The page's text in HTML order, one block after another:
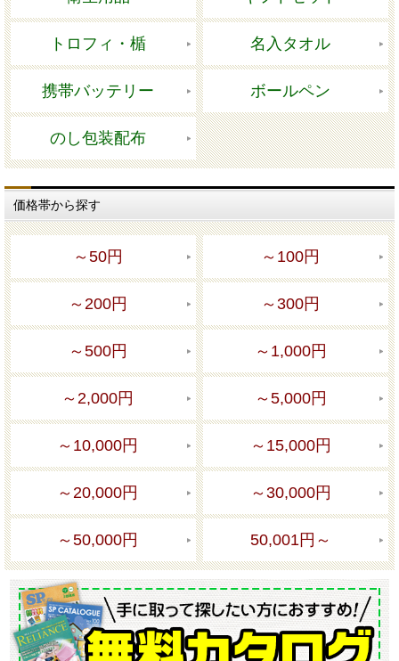
トロフィ・楯 名入タオル
携帯バッテリー ボールペン
のし包装配布
価格帯から探す
～50円 ～100円
～200円 ～300円
～500円 ～1,000円
～2,000円 ～5,000円
～10,000円 ～15,000円
～20,000円 ～30,000円
～50,000円 50,001円～